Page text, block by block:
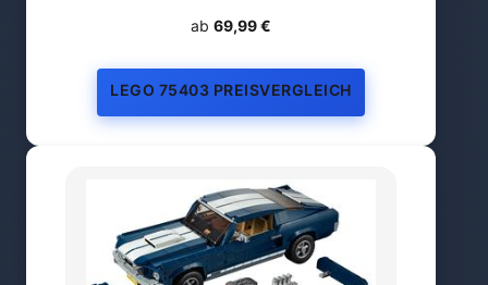
ab 69,99 €
LEGO 75403 PREISVERGLEICH